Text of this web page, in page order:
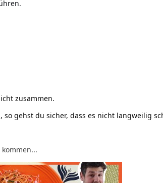
zusammen.
gehst du sicher, dass es nicht langweilig